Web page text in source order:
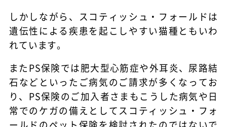
しかしながら、スコティッシュ・フォールドは
遺伝性による疾患を起こしやすい猫種ともいわ
れています。
またPS保険では肥大型心筋症や外耳炎、尿路結
石などといったご病気のご請求が多くなってお
り、PS保険のご加入者さまもこうした病気や日
常でのケガの備えとしてスコティッシュ・フォ